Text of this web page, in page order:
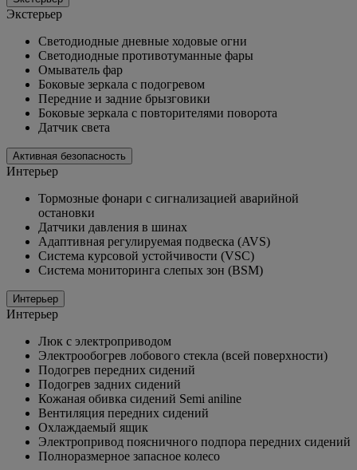
Экстерьер
Светодиодные дневные ходовые огни
Светодиодные противотуманные фары
Омыватель фар
Боковые зеркала с подогревом
Передние и задние брызговики
Боковые зеркала с повторителями поворота
Датчик света
Активная безопасность
Интерьер
Тормозные фонари с сигнализацией аварийной
остановки
Датчики давления в шинах
Адаптивная регулируемая подвеска (AVS)
Система курсовой устойчивости (VSC)
Система мониторинга слепых зон (BSM)
Интерьер
Интерьер
Люк с электроприводом
Электрообогрев лобового стекла (всей поверхности)
Подогрев передних сидений
Подогрев задних сидений
Кожаная обивка сидений Semi aniline
Вентиляция передних сидений
Охлаждаемый ящик
Электропривод поясничного подпора передних сидений
Полноразмерное запасное колесо